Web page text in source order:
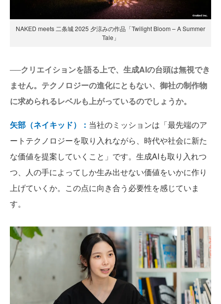
NAKED meets 二条城 2025 夕涼みの作品「Twilight Bloom – A Summer
Tale」
──クリエイションを語る上で、生成AIの台頭は無視でき
ません。テクノロジーの進化にともない、御社の制作物
に求められるレベルも上がっているのでしょうか。
矢部（ネイキッド）： 当社のミッションは「最先端のア
ートテクノロジーを取り入れながら、時代や社会に新た
な価値を提案していくこと」です。生成AIも取り入れつ
つ、人の手によってしか生み出せない価値をいかに作り
上げていくか。この点に向き合う必要性を感じていま
す。